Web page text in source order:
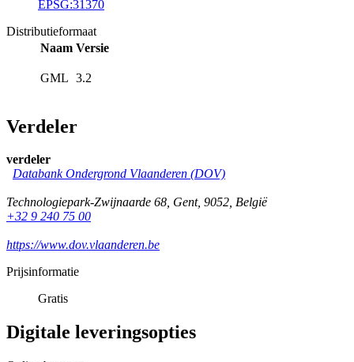
EPSG:31370
Distributieformaat
Naam Versie
GML 3.2
Verdeler
verdeler
Databank Ondergrond Vlaanderen (DOV)
Technologiepark-Zwijnaarde 68, Gent, 9052, België
+32 9 240 75 00
https://www.dov.vlaanderen.be
Prijsinformatie
Gratis
Digitale leveringsopties